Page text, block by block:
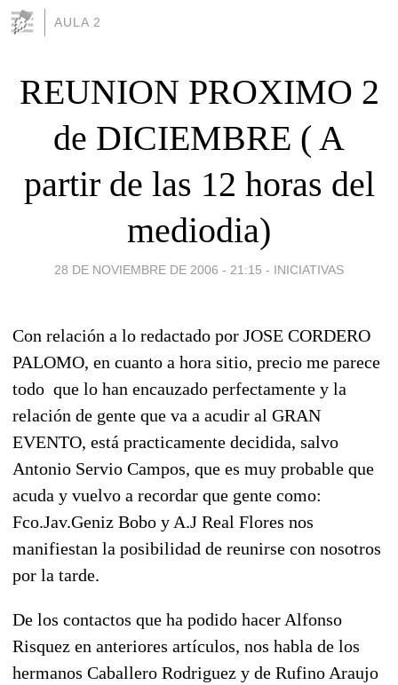
AULA 2
REUNION PROXIMO 2
de DICIEMBRE ( A
partir de las 12 horas del
mediodia)
28 DE NOVIEMBRE DE 2006 - 21:15 - INICIATIVAS
Con relación a lo redactado por JOSE CORDERO
PALOMO, en cuanto a hora sitio, precio me parece
todo que lo han encauzado perfectamente y la
relación de gente que va a acudir al GRAN
EVENTO, está practicamente decidida, salvo
Antonio Servio Campos, que es muy probable que
acuda y vuelvo a recordar que gente como:
Fco.Jav.Geniz Bobo y A.J Real Flores nos
manifiestan la posibilidad de reunirse con nosotros
por la tarde.
De los contactos que ha podido hacer Alfonso
Risquez en anteriores artículos, nos habla de los
hermanos Caballero Rodriguez y de Rufino Araujo